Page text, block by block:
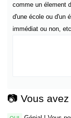
comme un élement
d'une école ou d'un
immédiat ou non, etc.
📷 Vous